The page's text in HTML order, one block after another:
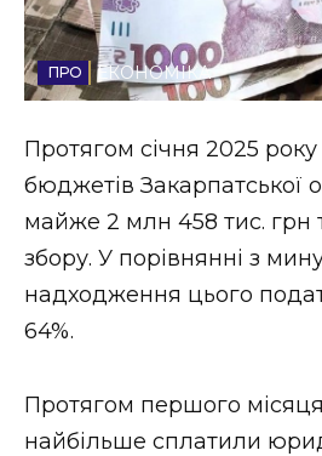
Стиль життя
Втрачений Ужгород
Втрачений Ужгород
ЗАКАРПАТСЬКІ
ЕКОНОМІКА
Протягом січня 2025
бюджетів Закарпатської
майже 2 млн 458 тис. грн
збору. У порівнянні з
надходження цього
64%.
Протягом першого
найбільше сплатили